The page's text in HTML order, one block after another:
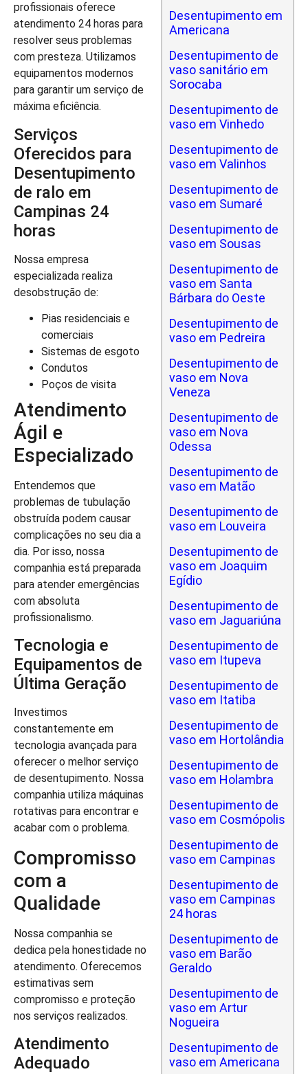
profissionais oferece
atendimento 24 horas para
resolver seus problemas
com presteza. Utilizamos
equipamentos modernos
para garantir um serviço de
máxima eficiência.
Serviços
Oferecidos para
Desentupimento
de ralo em
Campinas 24
horas
Nossa empresa
especializada realiza
desobstrução de:
Pias residenciais e
comerciais
Sistemas de esgoto
Condutos
Poços de visita
Atendimento
Ágil e
Especializado
Entendemos que
problemas de tubulação
obstruída podem causar
complicações no seu dia a
dia. Por isso, nossa
companhia está preparada
para atender emergências
com absoluta
profissionalismo.
Tecnologia e
Equipamentos de
Última Geração
Investimos
constantemente em
tecnologia avançada para
oferecer o melhor serviço
de desentupimento. Nossa
companhia utiliza máquinas
rotativas para encontrar e
acabar com o problema.
Compromisso
com a
Qualidade
Nossa companhia se
dedica pela honestidade no
atendimento. Oferecemos
estimativas sem
compromisso e proteção
nos serviços realizados.
Atendimento
Adequado
Desentupimento em
Americana
Desentupimento de
vaso sanitário em
Sorocaba
Desentupimento de
vaso em Vinhedo
Desentupimento de
vaso em Valinhos
Desentupimento de
vaso em Sumaré
Desentupimento de
vaso em Sousas
Desentupimento de
vaso em Santa
Bárbara do Oeste
Desentupimento de
vaso em Pedreira
Desentupimento de
vaso em Nova
Veneza
Desentupimento de
vaso em Nova
Odessa
Desentupimento de
vaso em Matão
Desentupimento de
vaso em Louveira
Desentupimento de
vaso em Joaquim
Egídio
Desentupimento de
vaso em Jaguariúna
Desentupimento de
vaso em Itupeva
Desentupimento de
vaso em Itatiba
Desentupimento de
vaso em Hortolândia
Desentupimento de
vaso em Holambra
Desentupimento de
vaso em Cosmópolis
Desentupimento de
vaso em Campinas
Desentupimento de
vaso em Campinas
24 horas
Desentupimento de
vaso em Barão
Geraldo
Desentupimento de
vaso em Artur
Nogueira
Desentupimento de
vaso em Americana